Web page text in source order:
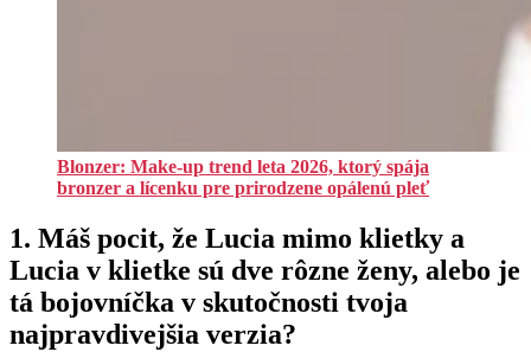
Blonzer: Make-up trend leta 2026, ktorý spája
bronzer a lícenku pre prirodzene opálenú pleť
1.⁠ ⁠Máš pocit, že Lucia mimo klietky a
Lucia v klietke sú dve rôzne ženy, alebo je
tá bojovníčka v skutočnosti tvoja
najpravdivejšia verzia?